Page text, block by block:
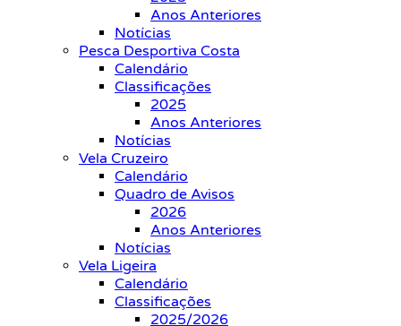
Anos Anteriores
Notícias
Pesca Desportiva Costa
Calendário
Classificações
2025
Anos Anteriores
Notícias
Vela Cruzeiro
Calendário
Quadro de Avisos
2026
Anos Anteriores
Notícias
Vela Ligeira
Calendário
Classificações
2025/2026